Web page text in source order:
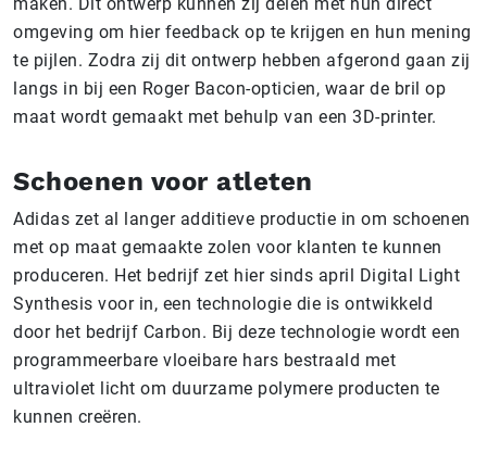
omgeving om hier feedback op te krijgen en hun mening
te pijlen. Zodra zij dit ontwerp hebben afgerond gaan zij
langs in bij een Roger Bacon-opticien, waar de bril op
maat wordt gemaakt met behulp van een 3D-printer.
Schoenen voor atleten
Adidas zet al langer additieve productie in om schoenen
met op maat gemaakte zolen voor klanten te kunnen
produceren. Het bedrijf zet hier sinds april Digital Light
Synthesis voor in, een technologie die is ontwikkeld
door het bedrijf Carbon. Bij deze technologie wordt een
programmeerbare vloeibare hars bestraald met
ultraviolet licht om duurzame polymere producten te
kunnen creëren.